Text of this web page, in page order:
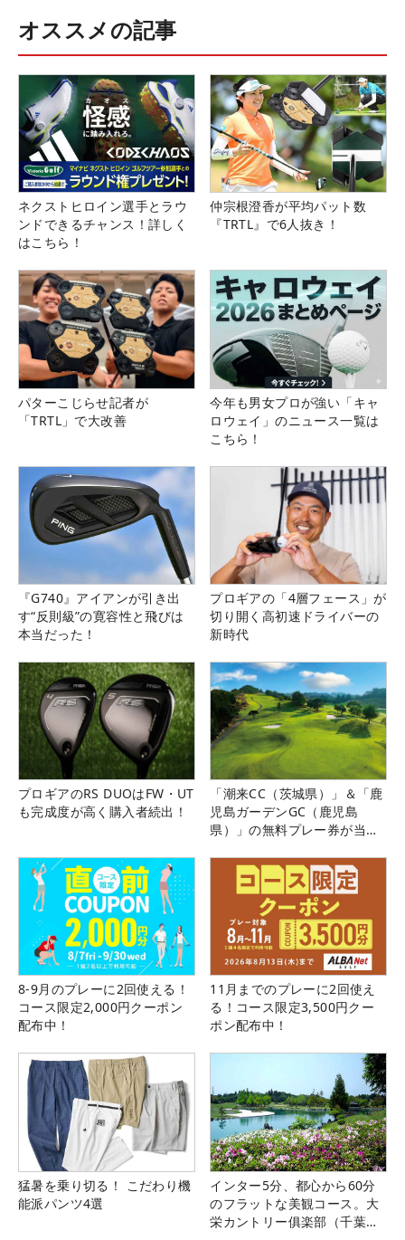
オススメの記事
ネクストヒロイン選手とラウ
ンドできるチャンス！詳しく
はこちら！
仲宗根澄香が平均パット数
『TRTL』で6人抜き！
パターこじらせ記者が
「TRTL」で大改善
今年も男女プロが強い「キャ
ロウェイ」のニュース一覧は
こちら！
『G740』アイアンが引き出
す“反則級”の寛容性と飛びは
本当だった！
プロギアの「4層フェース」が
切り開く高初速ドライバーの
新時代
プロギアのRS DUOはFW・UT
も完成度が高く購入者続出！
「潮来CC（茨城県）」＆「鹿
児島ガーデンGC（鹿児島
県）」の無料プレー券が当た
8-9月のプレーに2回使える！
コース限定2,000円クーポン
配布中！
11月までのプレーに2回使え
る！コース限定3,500円クー
ポン配布中！
猛暑を乗り切る！ こだわり機
能派パンツ4選
インター5分、都心から60分
のフラットな美観コース。大
栄カントリー俱楽部（千葉